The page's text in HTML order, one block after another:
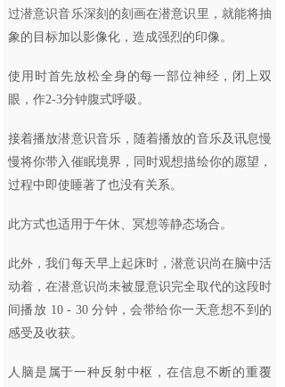
过潜意识音乐深刻的刻画在潜意识里，就能将抽
象的目标加以影像化，造成强烈的印像。
使用时首先放松全身的每一部位神经，闭上双
眼，作2-3分钟腹式呼吸。
接着播放潜意识音乐，随着播放的音乐及讯息慢
慢将你带入催眠境界，同时观想描绘你的愿望，
过程中即使睡著了也没有关系。
此方式也适用于午休、冥想等静态场合。
此外，我们每天早上起床时，潜意识尚在脑中活
动着，在潜意识尚未被显意识完全取代的这段时
间播放 10 - 30 分钟，会带给你一天意想不到的
感受及收获。
人脑是属于一种反射中枢，在信息不断的重覆